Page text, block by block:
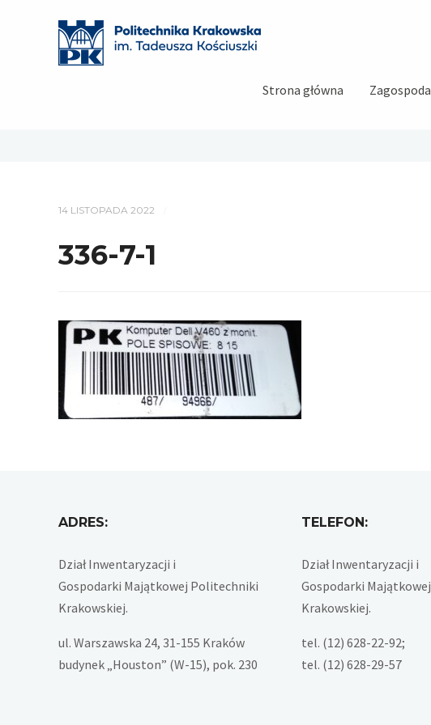
Strona główna
14 LISTOPADA 2022
336-7-1
ADRES:
Dział Inwentaryzacji i
Gospodarki Majątkowej Politechniki
Krakowskiej.
ul. Warszawska 24, 31-155 Kraków
budynek „Houston” (W-15), pok. 230
TELEFON:
Dział Inwentaryzacji i
Gospodarki
Krakowskiej.
tel. (12) 628-22-92;
tel. (12) 628-29-57